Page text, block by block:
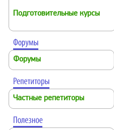
Подготовительные курсы
Форумы
Частные репетиторы